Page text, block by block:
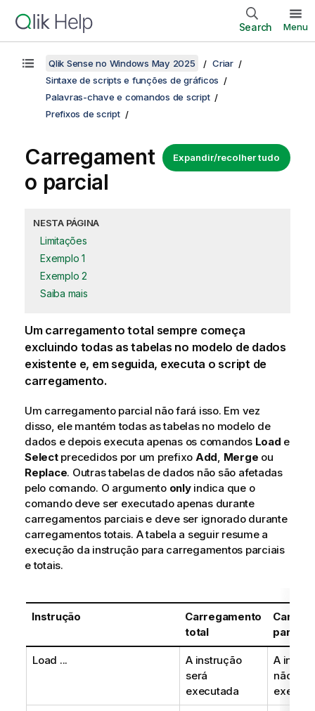
Search Menu
Qlik Sense no Windows May 2025
Criar
Sintaxe de scripts e funções de gráficos
Palavras-chave e comandos de script
Prefixos de script
Expandir/recolher tudo
Carregament
o parcial
NESTA PÁGINA
Limitações
Exemplo 1
Exemplo 2
Saiba mais
Um carregamento total sempre começa
excluindo todas as tabelas no modelo de dados
existente e, em seguida, executa o script de
carregamento.
Um carregamento parcial não fará isso. Em vez
disso, ele mantém todas as tabelas no modelo de
dados e depois executa apenas os comandos Load e
Selectprecedidos por um prefixo Add, Merge ou
Replace. Outras tabelas de dados não são afetadas
pelo comando. O argumento onlyindica que o
comando deve ser executado apenas durante
carregamentos parciais e deve ser ignorado durante
carregamentos totais. A tabela a seguir resume a
execução da instrução para carregamentos parciais
e totais.
Instrução
Carregamento
total
parcial
Load ...
A instrução
será
executada
A
não